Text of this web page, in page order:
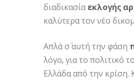
διαδικασίαεκλογής
καλύτερα τον νέο
Απλά σ΄ αυτή την φάση
λόγο, για το πολιτικό
Ελλάδα από την κρίση.